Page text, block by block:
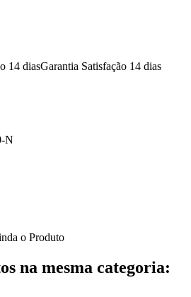
Garantia Satisfação 14 dias
N
o Produto
na mesma categoria: